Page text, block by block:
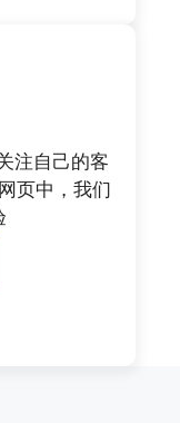
注自己的客
页中，我们